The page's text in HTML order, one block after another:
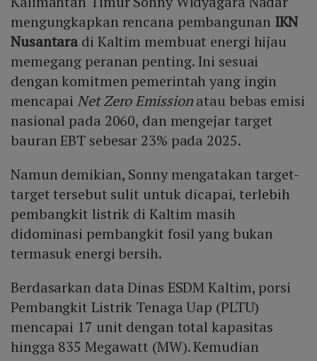
mengungkapkan rencana pembangunan IKN
Nusantara di Kaltim membuat energi hijau
memegang peranan penting. Ini sesuai
dengan komitmen pemerintah yang ingin
mencapai Net Zero Emissionatau bebas emisi
nasional pada 2060, dan mengejar target
bauran EBT sebesar 23% pada 2025.
Namun demikian, Sonny mengatakan target-
target tersebut sulit untuk dicapai, terlebih
pembangkit listrik di Kaltim masih
didominasi pembangkit fosil yang bukan
termasuk energi bersih.
Berdasarkan data Dinas ESDM Kaltim, porsi
Pembangkit Listrik Tenaga Uap (PLTU)
mencapai 17 unit dengan total kapasitas
hingga 835 Megawatt (MW). Kemudian